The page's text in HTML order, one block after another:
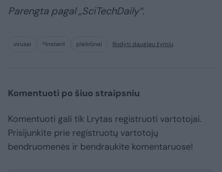
Parengta pagal „SciTechDaily“.
virusai ^Instant plėšrūnai Rodyti daugiau žymių
Komentuoti po šiuo straipsniu
Komentuoti gali tik Lrytas registruoti vartotojai.
Prisijunkite prie registruotų vartotojų
bendruomenės ir bendraukite komentaruose!